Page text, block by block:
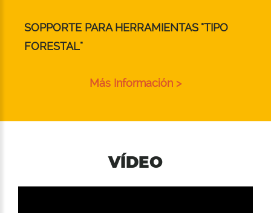
SOPPORTE PARA HERRAMIENTAS "TIPO
FORESTAL"
Más Información >
VÍDEO